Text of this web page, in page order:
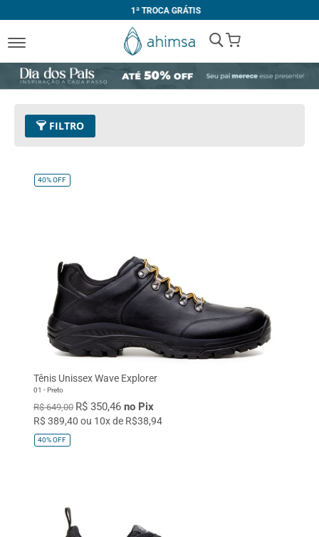
1ª TROCA GRÁTIS
My Cart
FILTRO
Limpar Tudo
TAMANHO
35 36
38 39 40 41
42 43 44 45
40%OFF
Tênis Unissex Wave Explorer
01 - Preto
R$ 649,00 R$ 350,46 no Pix
R$ 389,40 ou 10x de R$38,94
40%OFF